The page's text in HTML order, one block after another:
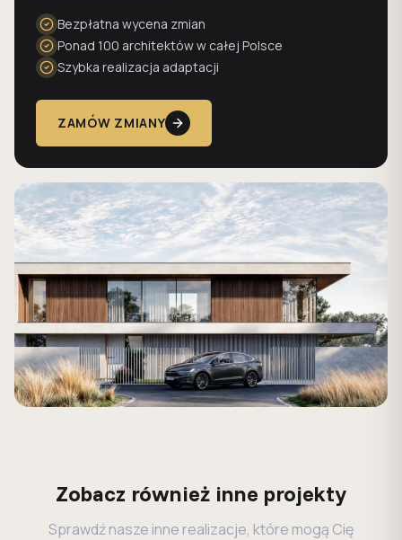
Bezpłatna wycena zmian
Ponad 100 architektów w całej Polsce
Szybka realizacja adaptacji
ZAMÓW ZMIANY
Zobacz również inne projekty
Sprawdź nasze inne realizacje, które mogą Cię